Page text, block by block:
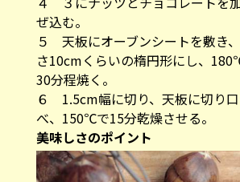
ぜ込む。
５ 天板にオーブンシートを敷き
さ10cmくらいの楕円形にし、
30分程焼く。
６ 1.5cm幅に切り、天板に切り
べ、150℃で15分乾燥させる。
美味しさのポイント